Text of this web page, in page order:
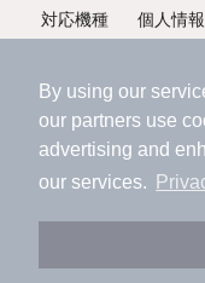
By using our
our partners use
advertising and
our services.
アプリに切り
会員登録なしで
対応機種 個人情